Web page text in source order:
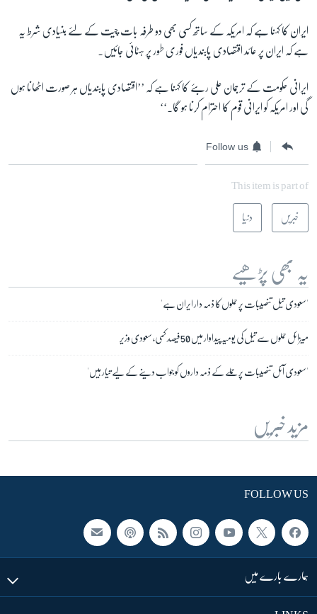
ایران کا کہنا ہے کہ امریکہ کے ساتھ کسی بھی دو طرفہ بات چیت کے لئے بنیادی شرط یہ
ہے کہ ایران پر عائد اقتصادی پابندیاں فوری طور پر ہٹائی جائیں۔
ایرانی حکومت کے ترجمان علی ربئے کا کہنا ہے کہ ’’اقتصادی پابندیاں ہر صورت اٹھانا ہوں
گی اور امریکہ کو ایرانی قوم کا احترام کرنا ہو گا۔‘‘
Follow us
This item is part of
خبریں دنیا
یہ بھی پڑھیے
'سعودی تیل تنصیبات پر حملوں کا ذمہ دار ایران ہے'
میزائل حملوں سے تیل کی یومیہ پیداوار میں 50 فیصد کمی، سعودی وزیر
'سعودی آئل تنصیبات پر حملے کے ذمہ داروں کو جواب دینے کے لیے تیار ہیں'
مزید خبریں
FOLLOW US
ہمارے بارے میں